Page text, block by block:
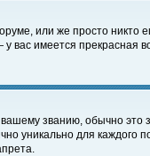
или же просто
вас имеется
званию, обычно это
уникально для каждого